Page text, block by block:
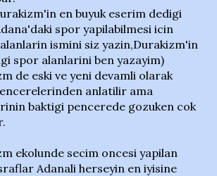
en buyuk eserim dedigi
spor yapilabilmesi icin
ismini siz yazin,Durakizm'in
spor alanlarini ben yazayim)
de eski ve yeni devamli olarak
anlatilir ama
baktigi pencerede gozuken cok
ekolunde secim oncesi yapilan
Adanali herseyin en iyisine